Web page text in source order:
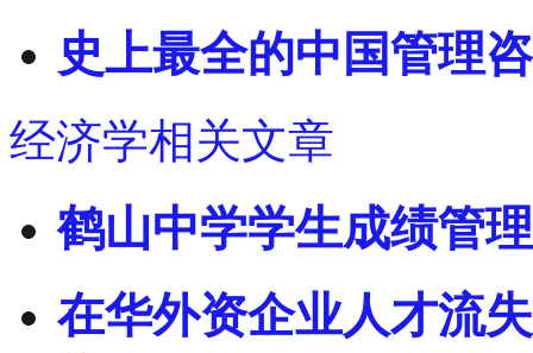
史上最全的中国管理
经济学相关文章
鹤山中学学生成绩管
在华外资企业人才流